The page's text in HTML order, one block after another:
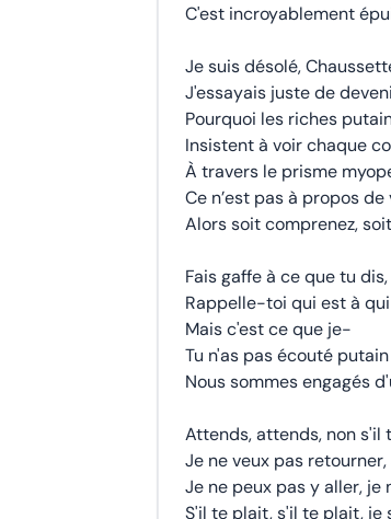
C'est incroyablement
Je suis désolé,
J'essayais juste de
Pourquoi les riches
Insistent à voir chaque
À travers le prisme
Ce n’est pas à propos de
Alors soit comprenez,
Fais gaffe à ce que tu
Rappelle-toi qui est à
Mais c'est ce que je-
Tu n'as pas écouté
Nous sommes engagés
Attends, attends, non s'il
Je ne veux pas
Je ne peux pas y aller, je
S'il te plait, s'il te plait, je